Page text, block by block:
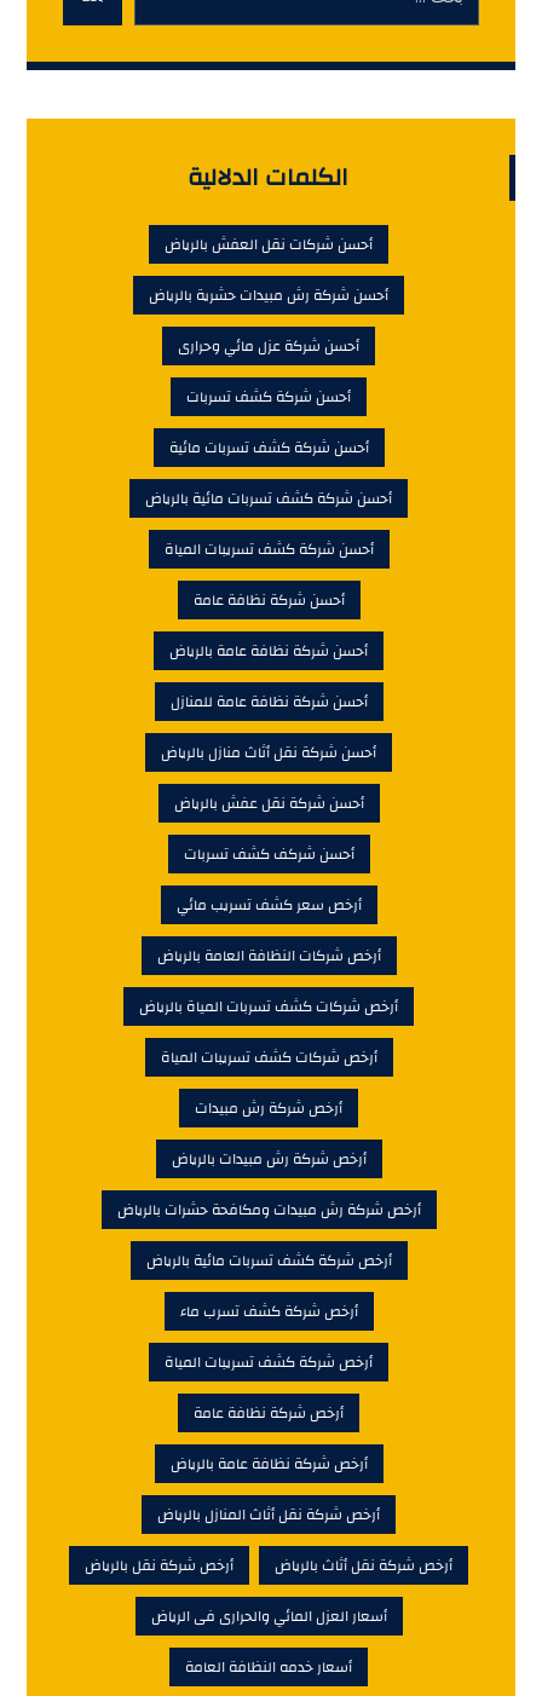
الكلمات الدلالية
أحسن شركات نقل العفش بالرياض
أحسن شركة رش مبيدات حشرية بالرياض
أحسن شركة عزل مائي وحرارى
أحسن شركة كشف تسربات
أحسن شركة كشف تسربات مائية
أحسن شركة كشف تسربات مائية بالرياض
أحسن شركة كشف تسريبات المياة
أحسن شركة نظافة عامة
أحسن شركة نظافة عامة بالرياض
أحسن شركة نظافة عامة للمنازل
أحسن شركة نقل أثاث منازل بالرياض
أحسن شركة نقل عفش بالرياض
أحسن شركف كشف تسربات
أرخص سعر كشف تسريب مائي
أرخص شركات النظافة العامة بالرياض
أرخص شركات كشف تسربات المياة بالرياض
أرخص شركات كشف تسريبات المياة
أرخص شركة رش مبيدات
أرخص شركة رش مبيدات بالرياض
أرخص شركة رش مبيدات ومكافحة حشرات بالرياض
أرخص شركة كشف تسربات مائية بالرياض
أرخص شركة كشف تسرب ماء
أرخص شركة كشف تسريبات المياة
أرخص شركة نظافة عامة
أرخص شركة نظافة عامة بالرياض
أرخص شركة نقل أثاث المنازل بالرياض
أرخص شركة نقل أثاث بالرياض
أرخص شركة نقل بالرياض
أسعار العزل المائي والحرارى فى الرياض
أسعار خدمه النظافة العامة